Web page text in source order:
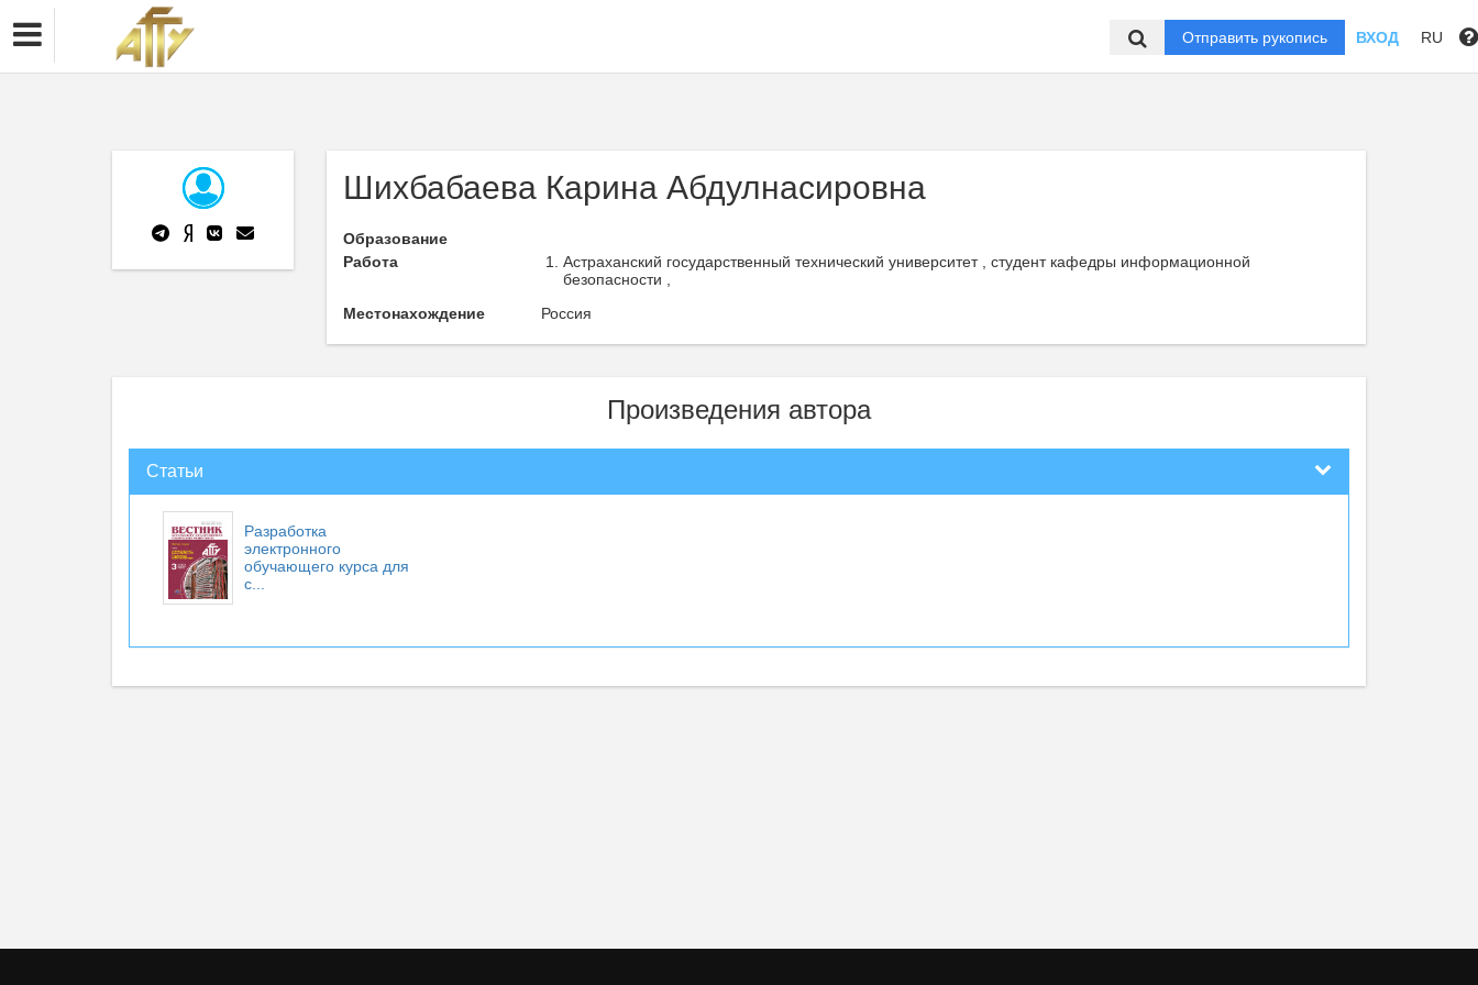
Отправить рукопись ВХОД RU
Шихбабаева Карина Абдулнасировна
Образование
Работа
Астраханский государственный технический университет , студент кафедры информационной
безопасности ,
Местонахождение
Россия
Произведения автора
Статьи
Разработка
электронного
обучающего курса для
с...